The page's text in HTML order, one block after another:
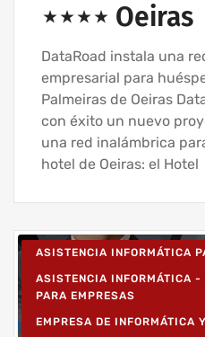
⋆⋆⋆⋆ Oeiras
DataRoad instala una
empresarial para
Palmeiras de Oeiras
con éxito un nuevo
una red inalámbrica
hotel de Oeiras: el Hotel
ASISTENCIA INFORMÁTICA
ASISTENCIA INFORMÁTICA -
PARA EMPRESAS
EMPRESA DE INFORMÁTICA